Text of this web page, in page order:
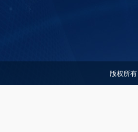
版权所